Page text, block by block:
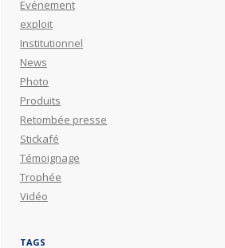
Evénement
exploit
Institutionnel
News
Photo
Produits
Retombée presse
Stickafé
Témoignage
Trophée
Vidéo
TAGS